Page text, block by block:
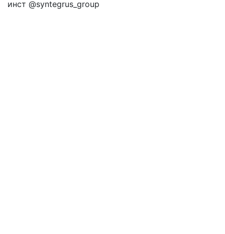
инст @syntegrus_group